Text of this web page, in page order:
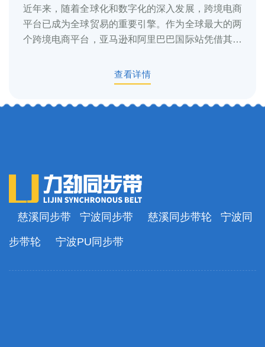
近年来，随着全球化和数字化的深入发展，跨境电商
平台已成为全球贸易的重要引擎。作为全球最大的两
个跨境电商平台，亚马逊和阿里巴巴国际站凭借其庞
查看详情
慈溪同步带 宁波同步带 慈溪同步带轮 宁波同
步带轮 宁波PU同步带